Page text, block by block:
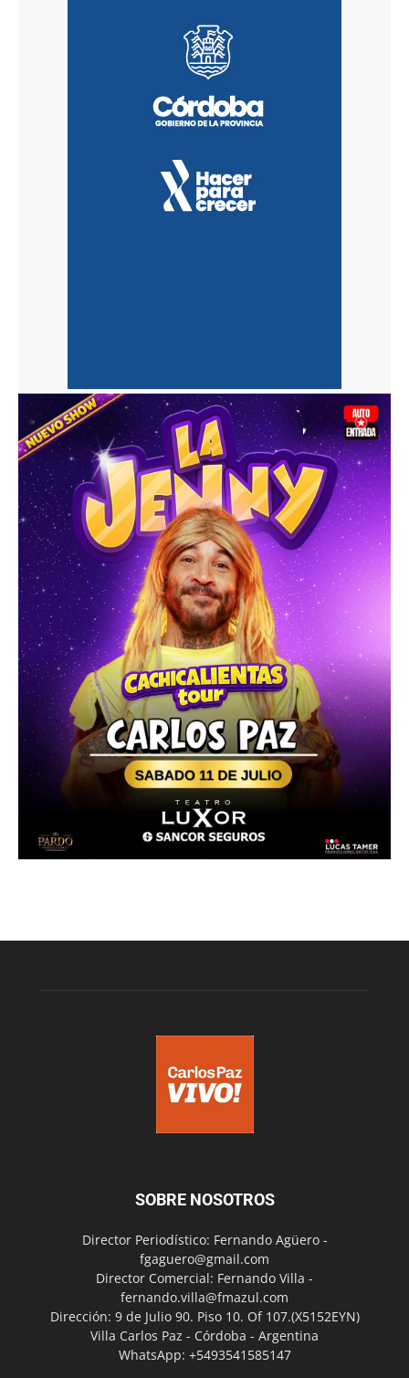
SOBRE NOSOTROS
Director Periodístico: Fernando Agüero -
fgaguero@gmail.com
Director Comercial: Fernando Villa -
fernando.villa@fmazul.com
Dirección: 9 de Julio 90. Piso 10. Of 107.(X5152EYN)
Villa Carlos Paz - Córdoba - Argentina
WhatsApp: +5493541585147